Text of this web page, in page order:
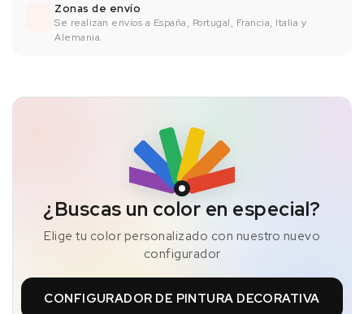
Zonas de envío
Se realizan envíos a España, Portugal, Francia, Italia y
Alemania.
¿Buscas un color en especial?
Elige tu color personalizado con nuestro nuevo
configurador
CONFIGURADOR DE PINTURA DECORATIVA